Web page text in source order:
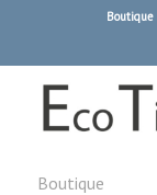
Boutique
Boutique